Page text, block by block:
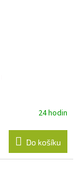
24 hodin
Do košíku